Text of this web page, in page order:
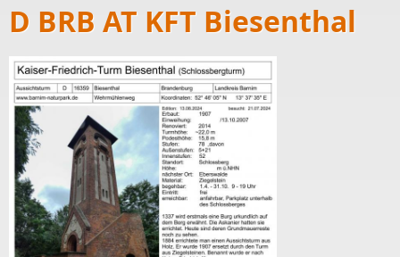
D BRB AT KFT Biesenthal